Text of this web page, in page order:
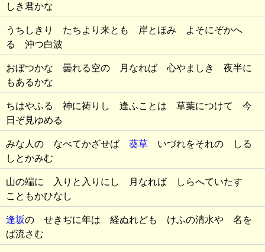
しき君かな
うちしきり たちより来とも 岸とほみ よそにぞかへ
る 沖つ白波
おぼつかな 曇れる空の 月なれば 心やましき 夜半に
もあるかな
ちはやふる 神に祷りし 逢ふことは 草葉につけて 今
日ぞ見ゆめる
みな人の なべてかざせば 葵草 いづれをそれの しる
しとかみむ
山の端に 入りと入りにし 月なれば しらへていたす
こともかひなし
逢坂の せきぢに年は 経ぬれども けふの清水や 名を
ば流さむ